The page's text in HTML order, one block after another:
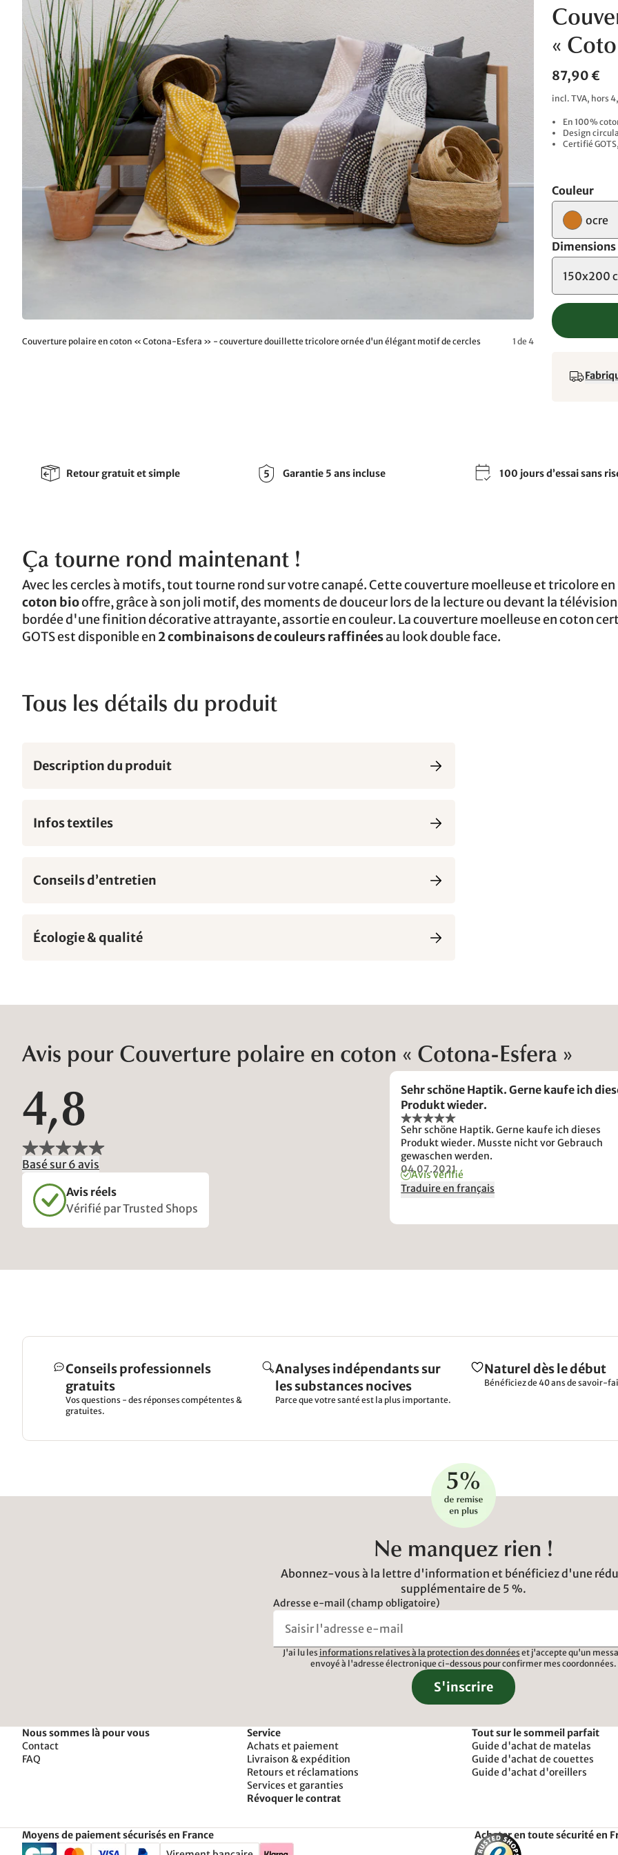
Couverture polaire en coton « Cotona-Esfera » - couverture douillette tricolore ornée d'un élégant motif de cercles 1 de 4
«
87,90 €
incl. TVA, hors
En 100 %
Design
Certifié
Couleur
ocre
Dimensions
150x200
Retour gratuit et simple Garantie 5 ans incluse 100 jours d’essai sans
Ça tourne rond maintenant !
Avec les cercles à motifs, tout tourne rond sur votre canapé. Cette couverture moelleuse et tricolore en
coton biooffre, grâce à son joli motif, des moments de douceur lors de la lecture ou devant la
bordée d'une finition décorative attrayante, assortie en couleur. La couverture moelleuse en coton
GOTS est disponible en 2 combinaisons de couleurs raffinéesau look double face.
Tous les détails du produit
Description du produit
Infos textiles
Conseils d’entretien
Écologie & qualité
Avis pour Couverture polaire en coton « Cotona-Esfera »
4,8
Basé sur 6 avis
Avis réels
Vérifié par Trusted Shops
Sehr schöne Haptik. Gerne kaufe ich
Produkt wieder.
Sehr schöne Haptik. Gerne kaufe ich dieses
Produkt wieder. Musste nicht vor Gebrauch
gewaschen werden.
04.07.2021
Avis vérifié
Traduire en français
Conseils professionnels
gratuits
Vos questions - des réponses compétentes &
gratuites.
Analyses indépendants sur
les substances nocives
Parce que votre santé est la plus importante.
Naturel dès le début
Bénéficiez de 40 ans de savoir-
Ne manquez rien !
Abonnez-vous à la lettre d'information et bénéficiez d'une
supplémentaire de 5 %.
Adresse e-mail (champ obligatoire)
J'ai lu les informations relatives à la protection des données et j'accepte qu'un
envoyé à l'adresse électronique ci-dessous pour confirmer mes coordonnées.
S'inscrire
Nous sommes là pour vous
Contact
FAQ
Service
Achats et paiement
Livraison & expédition
Retours et réclamations
Services et garanties
Révoquer le contrat
Tout sur le sommeil parfait
Guide d'achat de matelas
Guide d'achat de couettes
Guide d'achat d'oreillers
Moyens de paiement sécurisés en France
Acheter en toute sécurité en